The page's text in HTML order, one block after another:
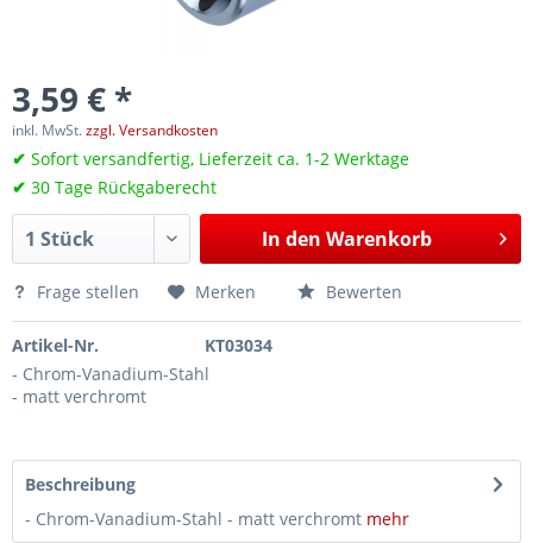
3,59 € *
inkl. MwSt.zzgl. Versandkosten
✔ Sofort versandfertig, Lieferzeit ca. 1-2 Werktage
✔ 30 Tage Rückgaberecht
In den Warenkorb
Frage stellen Merken Bewerten
Artikel-Nr.
KT03034
- Chrom-Vanadium-Stahl
- matt verchromt
Beschreibung
- Chrom-Vanadium-Stahl - matt verchromt mehr